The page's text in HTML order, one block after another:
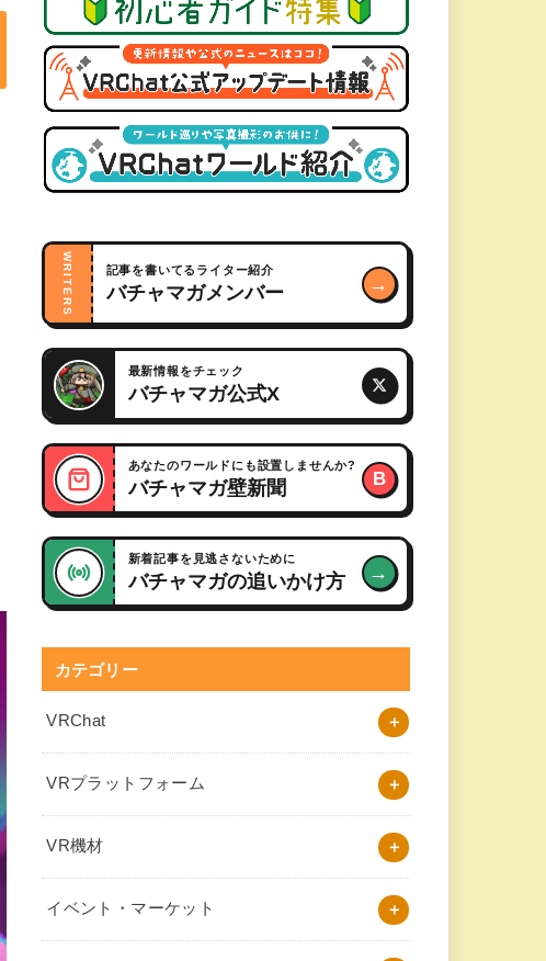
WRITERS 記事を書いてるライター紹介
バチャマガメンバー →
最新情報をチェック
バチャマガ公式X
あなたのワールドにも設置しませんか?
バチャマガ壁新聞 B
新着記事を見逃さないために
バチャマガの追いかけ方 →
カテゴリー
VRChat
VRプラットフォーム
VR機材
イベント・マーケット